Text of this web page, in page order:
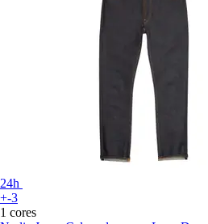
24h
+-3
1 cores